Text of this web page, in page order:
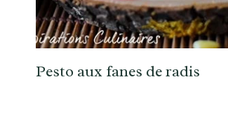
Pesto aux fanes de radis